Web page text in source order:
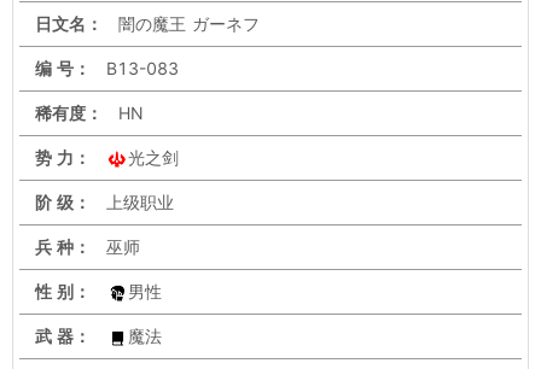
日文名： 闇の魔王 ガーネフ
编 号： B13-083
稀有度： HN
势 力： 光之剑
阶 级： 上级职业
兵 种： 巫师
性 别： 男性
武 器： 魔法